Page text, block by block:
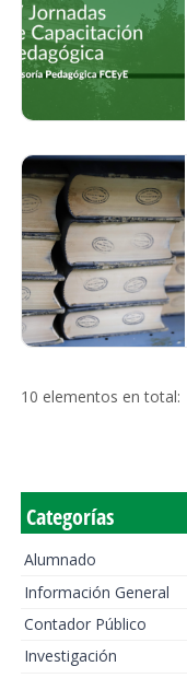
10 elementos en total:
Categorías
Alumnado
Información General
Contador Público
Investigación